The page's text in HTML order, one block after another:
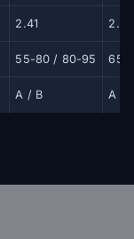
2.41 2.63
55-80 / 80-95 65-
A / B A